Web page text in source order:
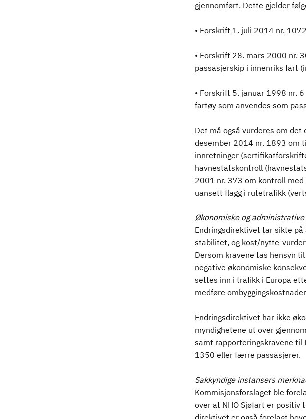
gjennomført. Dette gjelder
• Forskrift 1. juli 2014 nr.
• Forskrift 28. mars 2000 nr.
passasjerskip i innenriks fart
• Forskrift 5. januar 1998 nr.
fartøy som anvendes som
Det må også vurderes om
desember 2014 nr. 1893 om
innretninger
havnestatskontroll
2001 nr. 373 om kontroll
uansett flagg i rutetrafikk
Økonomiske og administrative
Endringsdirektivet tar sikte
stabilitet, og kost/nytte-
Dersom kravene tas hensyn
negative økonomiske
settes inn i trafikk i Europa
medføre
Endringsdirektivet har ikke
myndighetene ut over
samt rapporteringskravene til
1350 eller færre passasjerer.
Sakkyndige instansers
Kommisjonsforslaget ble
over at NHO Sjøfart er positiv
direktivet er også forelagt